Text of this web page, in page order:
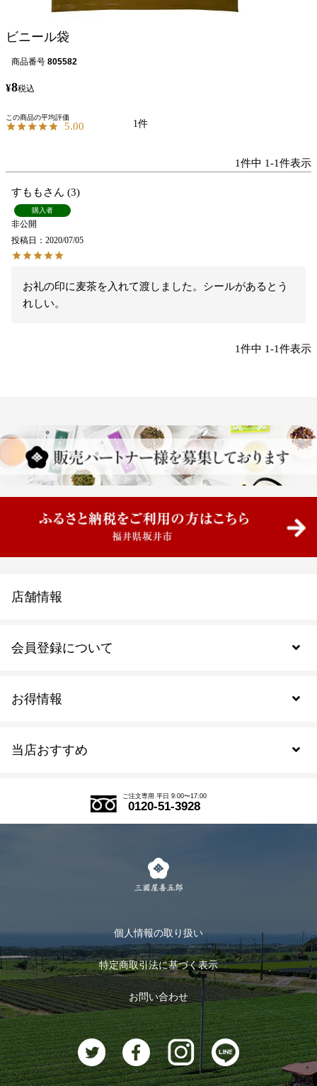
ビニール袋
商品番号 805582
¥8税込
5.00 1
1件中 1-1件表示
すもも 3
購入者
非公開
投稿日
2020/07/05
お礼の印に麦茶を入れて渡しました。シールがあるとう
れしい。
1件中 1-1件表示
当店おすすめ
式部の香りシリーズ
お茶のギフト
おすすめのお茶
お茶に合うスイーツ
お得情報
会員登録について
会員規約について
ログイン
ログアウト
店舗情報
ご注文専用 平日 9:00〜17:00
0120-51-3928
個人情報の取り扱い
特定商取引法に基づく表示
お問い合わせ